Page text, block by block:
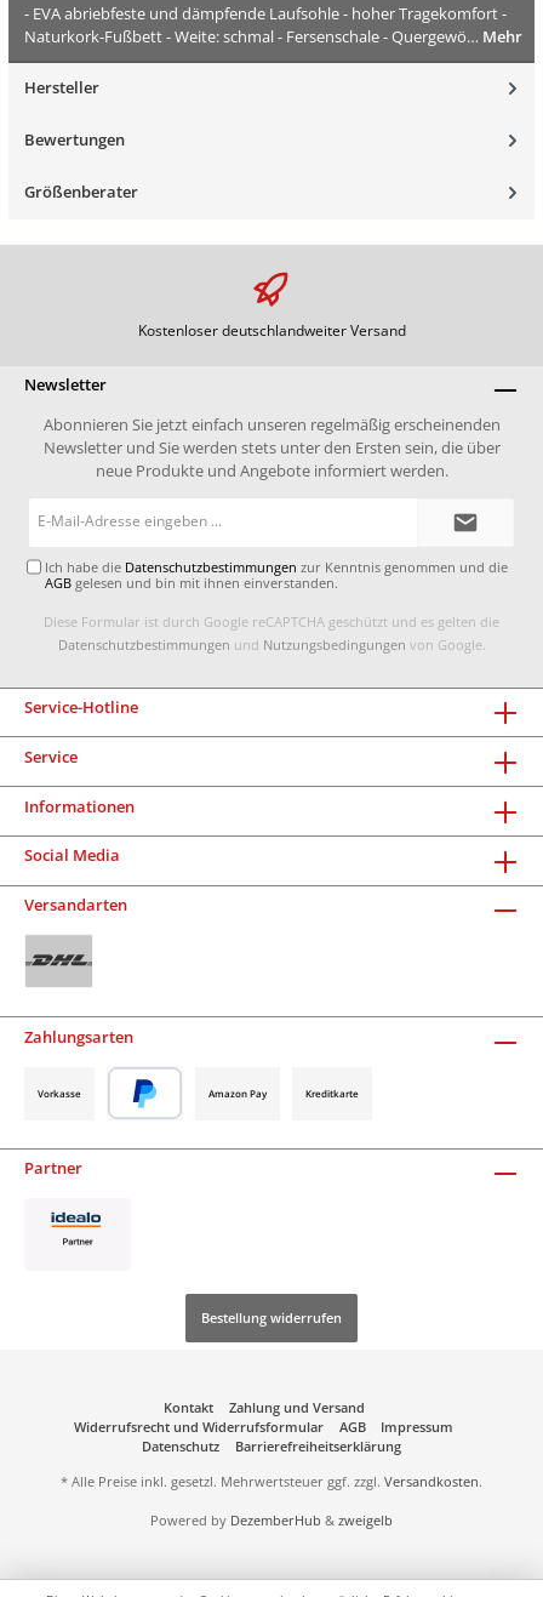
- EVA abriebfeste und dämpfende Laufsohle - hoher Tragekomfort -
Naturkork-Fußbett - Weite: schmal - Fersenschale - Quergewö… Mehr
Hersteller
Bewertungen
Größenberater
Kostenloser deutschlandweiter Versand
Newsletter
Abonnieren Sie jetzt einfach unseren regelmäßig erscheinenden
Newsletter und Sie werden stets unter den Ersten sein, die über
neue Produkte und Angebote informiert werden.
Ich habe die Datenschutzbestimmungen zur Kenntnis genommen und die
AGB gelesen und bin mit ihnen einverstanden.
Diese Formular ist durch Google reCAPTCHA geschützt und es gelten die
Datenschutzbestimmungen und Nutzungsbedingungen von Google.
Service-Hotline
Service
Informationen
Social Media
Versandarten
Zahlungsarten
Vorkasse Amazon Pay Kreditkarte
Partner
Bestellung widerrufen
Kontakt
Zahlung und Versand
Widerrufsrecht und Widerrufsformular
AGB
Impressum
Datenschutz
Barrierefreiheitserklärung
* Alle Preise inkl. gesetzl. Mehrwertsteuer ggf. zzgl. Versandkosten.
Powered by DezemberHub & zweigelb